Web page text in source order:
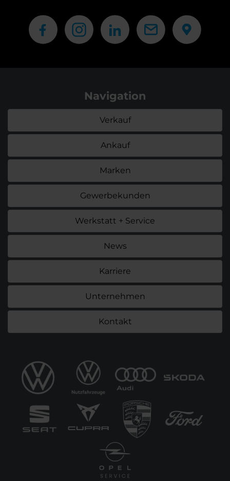
Navigation
Verkauf
Ankauf
Marken
Gewerbekunden
Werkstatt + Service
News
Karriere
Unternehmen
Kontakt